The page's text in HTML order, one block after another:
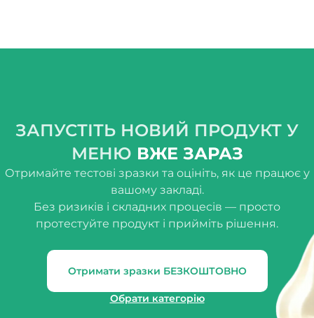
ЗАПУСТІТЬ НОВИЙ ПРОДУКТ У
МЕНЮ ВЖЕ ЗАРАЗ
Отримайте тестові зразки та оцініть, як це працює у
вашому закладі.
Без ризиків і складних процесів — просто
протестуйте продукт і прийміть рішення.
Отримати зразки БЕЗКОШТОВНО
Обрати категорію